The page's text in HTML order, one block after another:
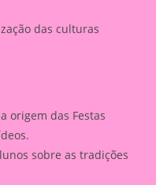
das culturas
origem das Festas
sobre as tradições